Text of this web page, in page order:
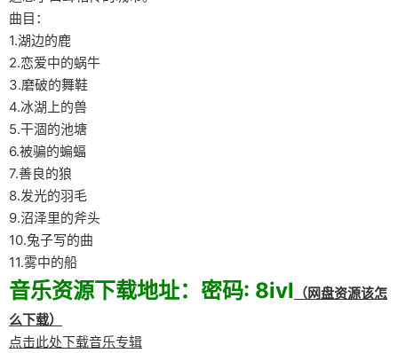
曲目：
1.湖边的鹿
2.恋爱中的蜗牛
3.磨破的舞鞋
4.冰湖上的兽
5.干涸的池塘
6.被骗的蝙蝠
7.善良的狼
8.发光的羽毛
9.沼泽里的斧头
10.兔子写的曲
11.雾中的船
音乐资源下载地址：密码: 8ivl
（网盘资源该怎
么下载）
点击此处下载音乐专辑